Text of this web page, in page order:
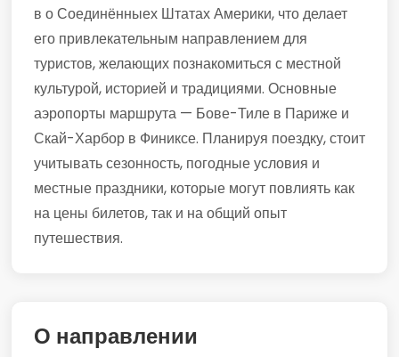
в о Соединённыех Штатах Америки, что делает
его привлекательным направлением для
туристов, желающих познакомиться с местной
культурой, историей и традициями. Основные
аэропорты маршрута — Бове-Тиле в Париже и
Скай-Харбор в Финиксе. Планируя поездку, стоит
учитывать сезонность, погодные условия и
местные праздники, которые могут повлиять как
на цены билетов, так и на общий опыт
путешествия.
О направлении